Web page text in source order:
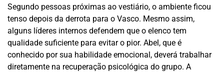
Segundo pessoas próximas ao vestiário, o ambiente ficou
tenso depois da derrota para o Vasco. Mesmo assim,
alguns líderes internos defendem que o elenco tem
qualidade suficiente para evitar o pior. Abel, que é
conhecido por sua habilidade emocional, deverá trabalhar
diretamente na recuperação psicológica do grupo. A